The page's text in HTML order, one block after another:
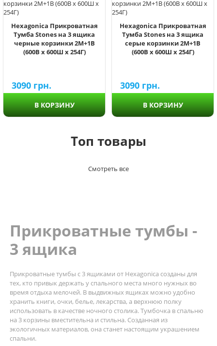
Hexagonica Прикроватная
Тумба Stones на 3 ящика
черные корзинки 2М+1В
(600В х 600Ш х 254Г)
3090 грн.
В КОРЗИНУ
Hexagonica Прикроватная
Тумба Stones на 3 ящика
серые корзинки 2М+1В
(600В х 600Ш х 254Г)
3090 грн.
В КОРЗИНУ
Топ товары
Смотреть все
Прикроватные тумбы -
3 ящика
Прикроватные тумбы с 3 ящиками от Hexagonica созданы для
тех, кто привык держать у спального места много нужных во
время отдыха мелочей. В выдвижных ящиках можно удобно
хранить книги, очки, белье, лекарства, а верхнюю полку
использовать в качестве ночного столика. Тумбочка в спальню
на 3 корзины вместительна и стильна. Созданная из
экологичных материалов, она станет настоящим украшением
спальни.